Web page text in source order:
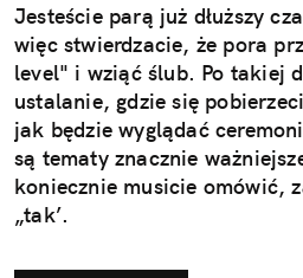
Jesteście parą już dłuższy
więc stwierdzacie, że pora
level" i wziąć ślub. Po takiej
ustalanie, gdzie się
jak będzie wyglądać
są tematy znacznie
koniecznie musicie omówić,
„tak’.